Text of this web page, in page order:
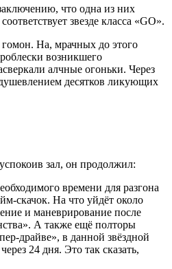
что одна из них
звезде класса «GO».
На, мрачных до этого
возникшего
алчные огоньки. Через
десятков ликующих
зал, он продолжил:
времени для разгона
скачок. На что уйдёт около
и маневрирование после
А также ещё полторы
драйве», в данной звёздной
24 дня. Это так сказать,